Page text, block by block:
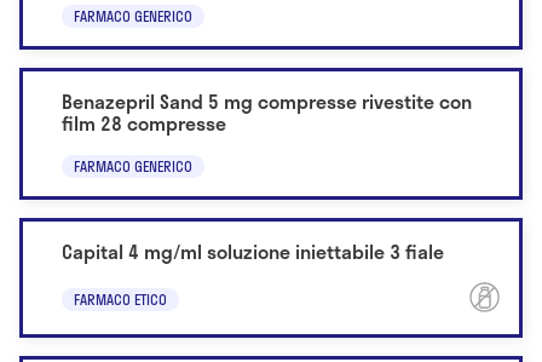
FARMACO GENERICO
Benazepril Sand 5 mg compresse rivestite con
film 28 compresse
FARMACO GENERICO
Capital 4 mg/ml soluzione iniettabile 3 fiale
FARMACO ETICO